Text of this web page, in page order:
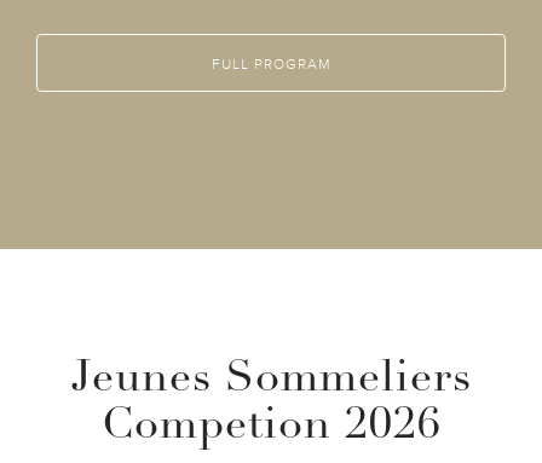
FULL PROGRAM
Jeunes Sommeliers
Competion 2026